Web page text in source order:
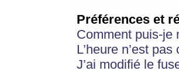
Préférences et
Comment puis-je
L’heure n’est pas
J’ai modifié le